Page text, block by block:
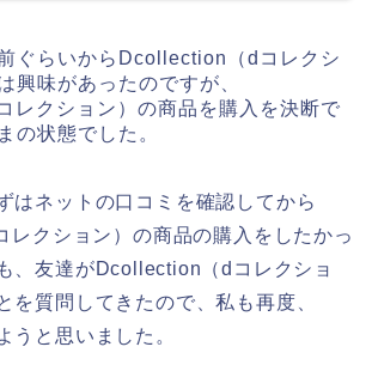
ぐらいからDcollection（dコレクシ
興味があったのですが、
レクション）の商品を購入を決断で
の状態でした。
はネットの口コミを確認してから
レクション）の商品の購入をしたかっ
、友達がDcollection（dコレクショ
を質問してきたので、私も再度、
うと思いました。